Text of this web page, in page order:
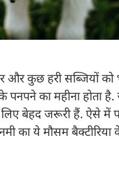
और कुछ हरी सब्जियों
पनपने का महीना होता है.
बेहद जरूरी हैं. ऐसे में
का ये मौसम